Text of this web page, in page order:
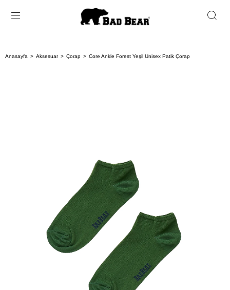
Anasayfa Aksesuar Çorap Core Ankle Forest Yeşil Unisex Patik Çorap